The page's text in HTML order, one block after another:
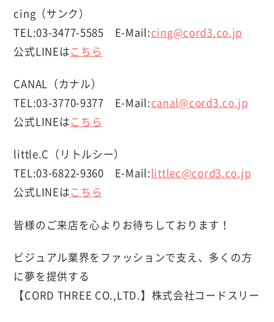
cing（サンク）
TEL:03-3477-5585 E-Mail:cing@cord3.co.jp
公式LINEは こちら
CANAL（カナル）
TEL:03-3770-9377 E-Mail:canal@cord3.co.jp
公式LINEは こちら
little.C（リトルシー）
TEL:03-6822-9360 E-Mail: littlec@cord3.co.jp
公式LINEは こちら
皆様のご来店を心よりお待ちしております！
ビジュアル業界をファッションで支え、多くの方
に夢を提供する
【CORD THREE CO.,LTD.】株式会社コードスリー